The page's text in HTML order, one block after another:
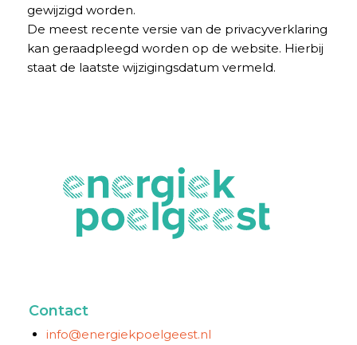
gewijzigd worden.
De meest recente versie van de privacyverklaring
kan geraadpleegd worden op de website. Hierbij
staat de laatste wijzigingsdatum vermeld.
Contact
info@energiekpoelgeest.nl